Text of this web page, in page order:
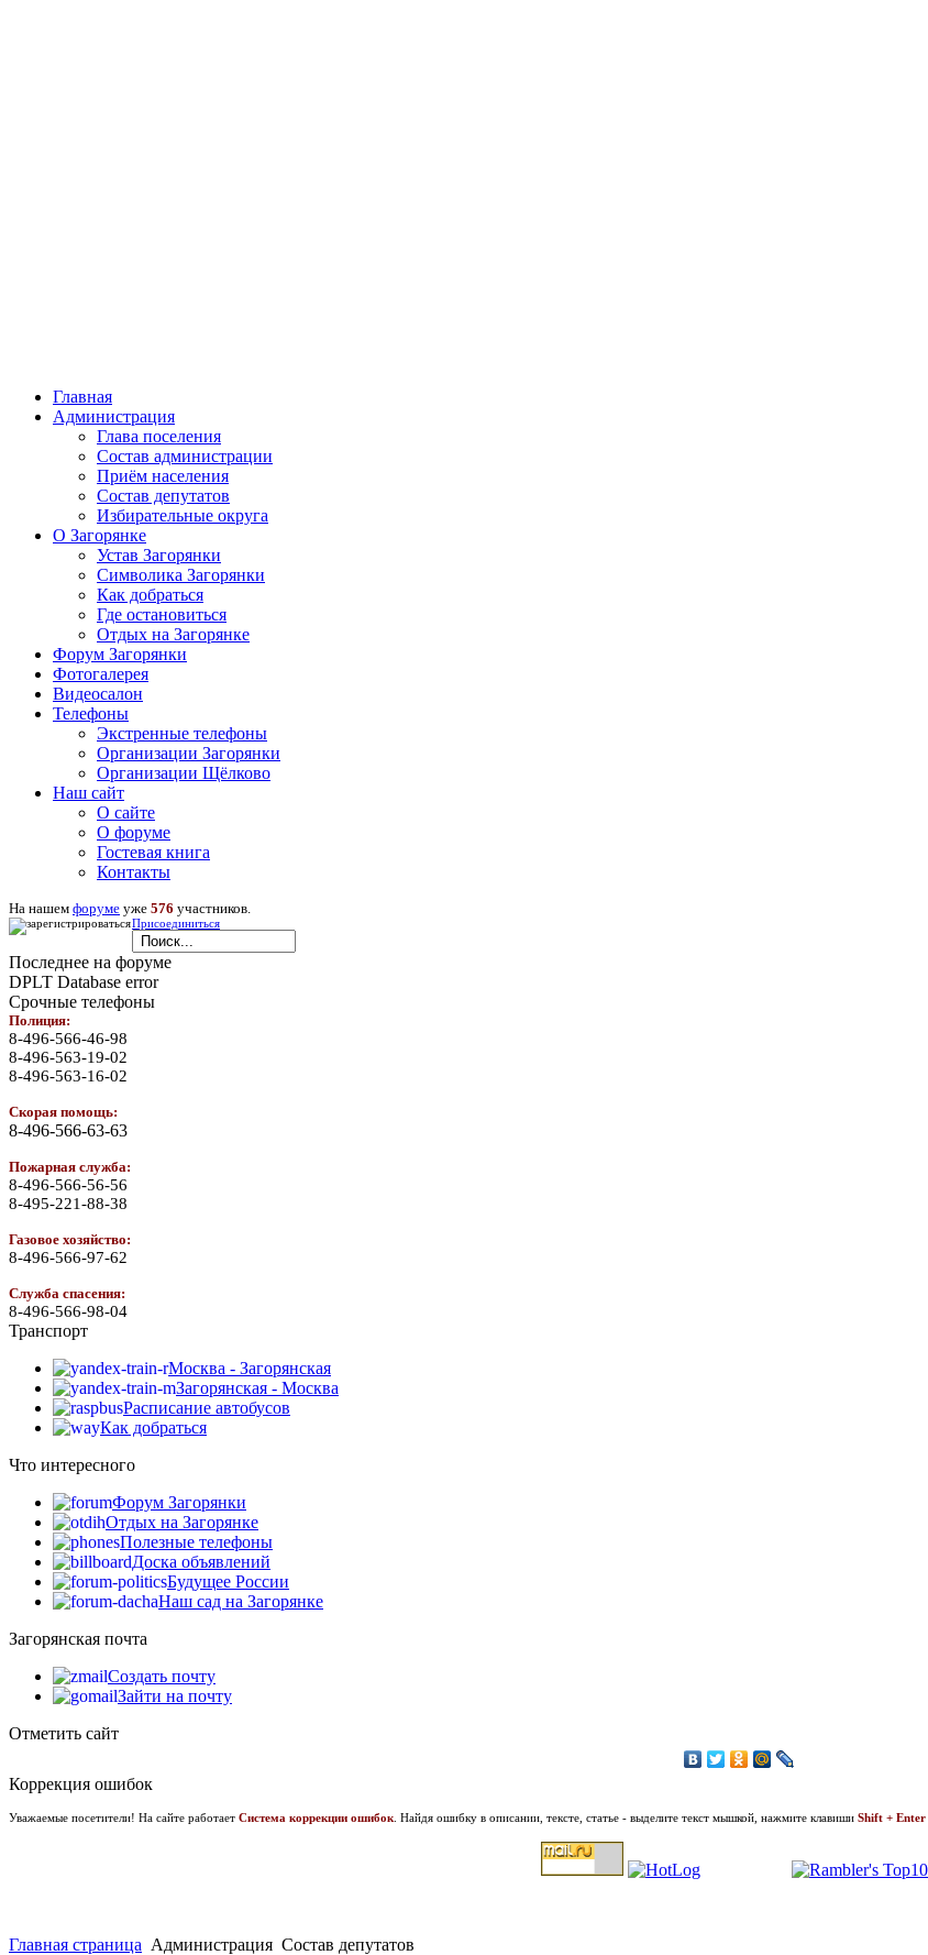
Главная
Администрация
Глава поселения
Состав администрации
Приём населения
Состав депутатов
Избирательные округа
О Загорянке
Устав Загорянки
Символика Загорянки
Как добраться
Где остановиться
Отдых на Загорянке
Форум Загорянки
Фотогалерея
Видеосалон
Телефоны
Экстренные телефоны
Организации Загорянки
Организации Щёлково
Наш сайт
О сайте
О форуме
Гостевая книга
Контакты
На нашем форуме уже 576 участников.
Присоединиться
Последнее на форуме
DPLT Database error
Срочные телефоны
Полиция:
8-496-566-46-98
8-496-563-19-02
8-496-563-16-02
Скорая помощь:
8-496-566-63-63
Пожарная служба:
8-496-566-56-56
8-495-221-88-38
Газовое хозяйство:
8-496-566-97-62
Служба спасения:
8-496-566-98-04
Транспорт
Москва - Загорянская
Загорянская - Москва
Расписание автобусов
Как добраться
Что интересного
Форум Загорянки
Отдых на Загорянке
Полезные телефоны
Доска объявлений
Будущее России
Наш сад на Загорянке
Загорянская почта
Создать почту
Зайти на почту
Отметить сайт
Коррекция ошибок
Уважаемые посетители! На сайте работает Система коррекции ошибок . Найдя ошибку в описании, тексте, статье - выделите текст мышкой, нажмите клавиши Shift + Enter
Главная страница Администрация Состав депутатов